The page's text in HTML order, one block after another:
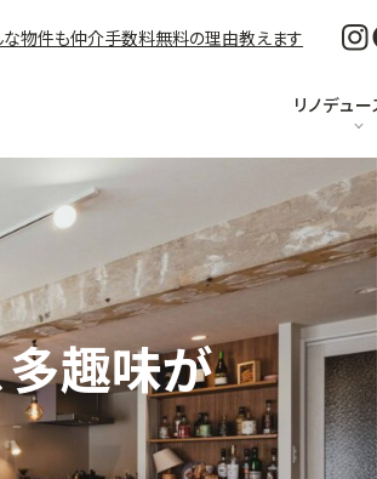
な物件も仲介手数料無料の理由教えます
リノデュ
多趣味が